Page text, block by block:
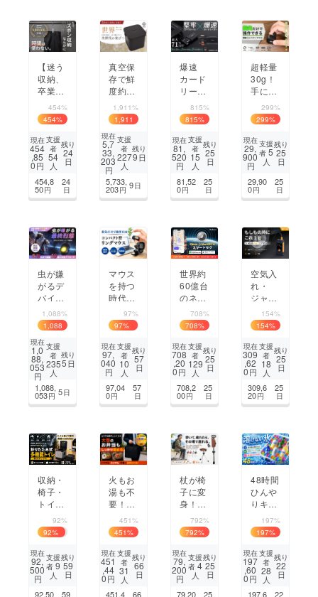
【迷う
収納、
卒業】
面倒な
ズボン
収納を
1秒に
するハ
ン
その差
が毎日
454%
454%
現在
454
,85
0円
支援
者
54
人
残り
24
日
454,8
50円
24
日
真空保
存で鮮
度約
5ヵ
月！四
角い形
がキッ
チンに
すっぽ
り収ま
る、分
割保存
1,911%
1,911
%
現在
5,7
33,
203
円
支援
者
227
人
残り
9日
5,733,
203円 9日
爆速
カード
リー
ダー×
耐衝撃
カード
ケー
ス！S
Dカー
タはそ
の場で
815%
815%
現在
81,
520
円
支援
者
15
人
残り
25
日
81,52
0円
25
日
超軽量
30g！
手に優
しく長
時間作
業も快
適なコ
ンパク
トワイ
マウス
299%
299%
現在
29,
900
円
支援
者5
人
残り
25
日
29,90
0円
25
日
虫が嫌
がるデ
バイス
≪最終
形態≫
５万Hz
まで網
羅した
知覚ア
プロー
チ！超
小型虫
1,088%
1,088
%
現在
1,0
88,
053
円
支援
者
235
人
残り
5日
1,088,
053円 5日
マウス
を持つ
時代は
終わ
り。指
輪ひと
つでス
マホも
PCも
在！親
指だけ
97%
97%
現在
97,
040
円
支援
者
10
人
残り
57
日
97,04
0円
57
日
世界約
60億台
のネッ
トワー
クのiP
hone/
Androi
d両対
応ス
タグ
708%
708%
現在
708
,20
0円
支援
者
129
人
残り
25
日
708,2
00円
25
日
空気入
れ・
ジャン
プス
ター
ト・照
明・充
電。1
台で全
なすエ
アポン
154%
154%
現在
309
,62
0円
支援
者
18
人
残り
25
日
309,6
20円
25
日
収納・
椅子・
トイレ
もこれ
1台。
家族を
守る1
台6役
の折り
92%
92%
現在
92,
500
円
支援
者9
人
残り
59
日
92,50
59
火もお
湯も不
要！大
型弁当
や丼も
80度で
温め持
ち運べ
る「ど
こでも
451%
451%
現在
451
,44
0円
支援
者
31
人
残り
66
日
451,4
66
杖が椅
子に変
身！外
出先で
サッと
休める
2WAY
ステッ
キ
792%
792%
現在
79,
200
円
支援
者4
人
残り
25
日
79,20
25
48時間
ひんや
りキー
プ。溶
けない
氷で食
材も飲
み物も
冷やせ
るジュ
197%
197%
現在
197
,60
0円
支援
者
28
人
残り
22
日
197,6
22